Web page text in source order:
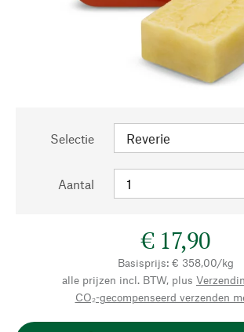
Selectie
Aantal
€ 17,90
Basisprijs: € 358,00/kg
alle prijzen incl. BTW, plus
CO₂-gecompenseerd verzenden